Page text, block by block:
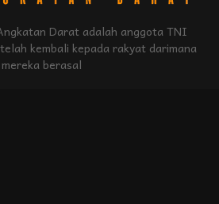
Darat adalah anggota TNI
kembali kepada rakyat darimana
mereka berasal